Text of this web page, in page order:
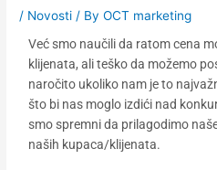
/ Novosti / ByOCT marketing
Već smo naučili da ratom cena
klijenata, ali teško da možemo
naročito ukoliko nam je to
što bi nas moglo izdići nad
smo spremni da prilagodimo
naših kupaca/klijenata.